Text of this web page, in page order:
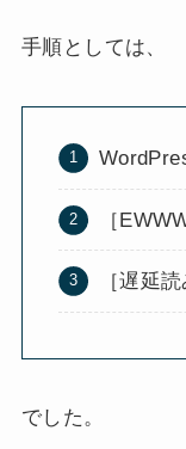
手順としては、
［
［遅延
でした。